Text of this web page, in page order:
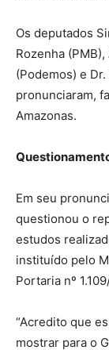
Os deputados
Rozenha
(Podemos) e
pronunciaram,
Amazonas.
Em seu
questionou o
estudos
instituído pelo
Portaria nº
“Acredito que
mostrar para o